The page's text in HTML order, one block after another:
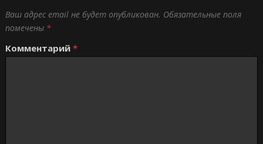
Ваш адрес email не будет опубликован. Обязательные поля
помечены *
Комментарий *